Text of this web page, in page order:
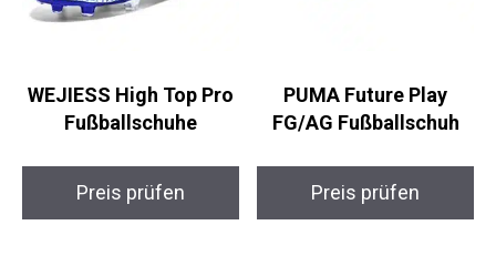
WEJIESS High Top Pro
Fußballschuhe
Preis prüfen
PUMA Future Play
FG/AG Fußballschuh
Preis prüfen